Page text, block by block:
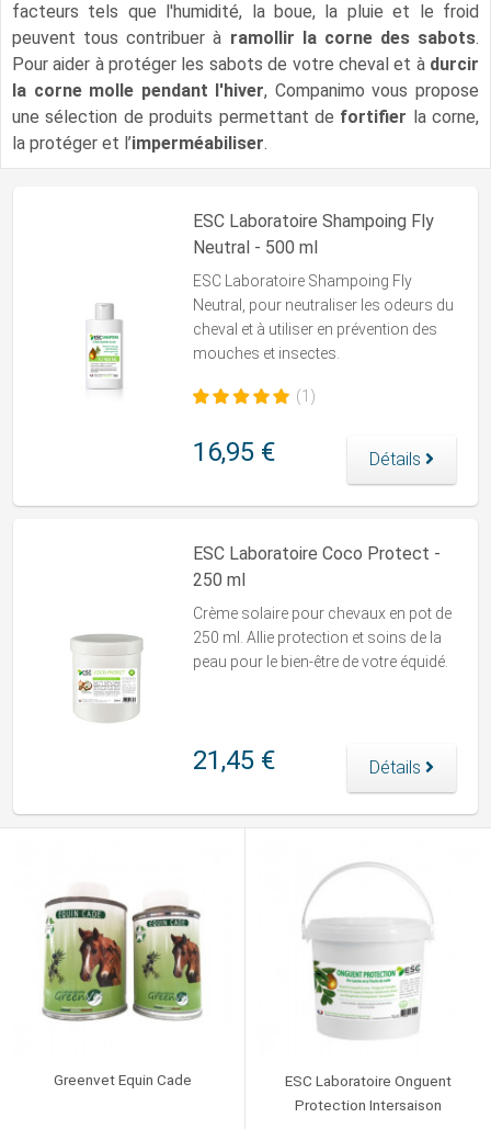
facteurs tels que l'humidité, la boue, la pluie et le froid
peuvent tous contribuer à ramollir la corne des sabots.
Pour aider à protéger les sabots de votre cheval et à durcir
la corne molle pendant l'hiver, Companimo vous propose
une sélection de produits permettant de fortifier la corne,
la protéger et l’imperméabiliser.
ESC Laboratoire Shampoing Fly
Neutral - 500 ml
ESC Laboratoire Shampoing Fly
Neutral, pour neutraliser les odeurs du
cheval et à utiliser en prévention des
mouches et insectes.
(1)
16,95 € Détails
ESC Laboratoire Coco Protect -
250 ml
Crème solaire pour chevaux en pot de
250 ml. Allie protection et soins de la
peau pour le bien-être de votre équidé.
21,45 € Détails
Greenvet Equin Cade
ESC Laboratoire Onguent
Protection Intersaison